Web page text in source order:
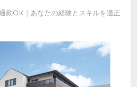
勤OK｜あなたの経験とスキルを適正